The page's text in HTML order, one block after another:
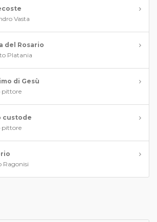
Vasta
del Rosario
Platania
di Gesù
pittore
custode
pittore
Ragonisi